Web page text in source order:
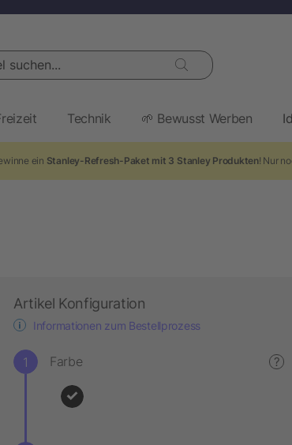
Technik 🌱 Bewusst Werben
ein Stanley-Refresh-Paket mit 3 Stanley Produkten! Nur
Artikel Konfiguration
Informationen zum Bestellprozess
Farbe ?